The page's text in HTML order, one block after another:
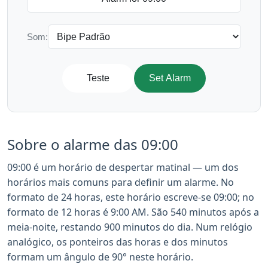
Som:
Teste Set Alarm
Sobre o alarme das 09:00
09:00 é um horário de despertar matinal — um dos
horários mais comuns para definir um alarme. No
formato de 24 horas, este horário escreve-se 09:00; no
formato de 12 horas é 9:00 AM. São 540 minutos após a
meia-noite, restando 900 minutos do dia. Num relógio
analógico, os ponteiros das horas e dos minutos
formam um ângulo de 90° neste horário.